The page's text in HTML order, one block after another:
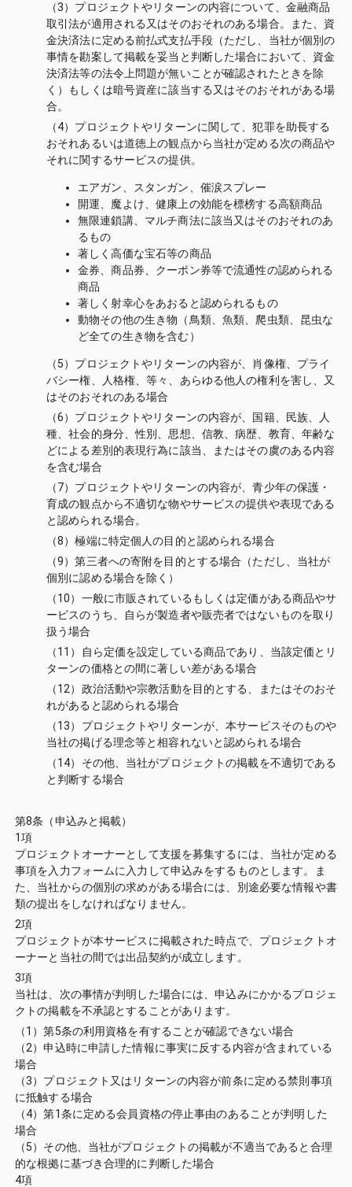
（3）プロジェクトやリターンの内容について、金融商品
取引法が適用される又はそのおそれのある場合。また、資
金決済法に定める前払式支払手段（ただし、当社が個別の
事情を勘案して掲載を妥当と判断した場合において、資金
決済法等の法令上問題が無いことが確認されたときを除
く）もしくは暗号資産に該当する又はそのおそれがある場
合。
（4）プロジェクトやリターンに関して、犯罪を助長する
おそれあるいは道徳上の観点から当社が定める次の商品や
それに関するサービスの提供。
エアガン、スタンガン、催涙スプレー
開運、魔よけ、健康上の効能を標榜する高額商品
無限連鎖講、マルチ商法に該当又はそのおそれのあ
るもの
著しく高価な宝石等の商品
金券、商品券、クーポン券等で流通性の認められる
商品
著しく射幸心をあおると認められるもの
動物その他の生き物（鳥類、魚類、爬虫類、昆虫な
ど全ての生き物を含む）
（5）プロジェクトやリターンの内容が、肖像権、プライ
バシー権、人格権、等々、あらゆる他人の権利を害し、又
はそのおそれのある場合
（6）プロジェクトやリターンの内容が、国籍、民族、人
種、社会的身分、性別、思想、信教、病歴、教育、年齢な
どによる差別的表現行為に該当、またはその虞のある内容
を含む場合
（7）プロジェクトやリターンの内容が、青少年の保護・
育成の観点から不適切な物やサービスの提供や表現である
と認められる場合。
（8）極端に特定個人の目的と認められる場合
（9）第三者への寄附を目的とする場合（ただし、当社が
個別に認める場合を除く）
（10）一般に市販されているもしくは定価がある商品やサ
ービスのうち、自らが製造者や販売者ではないものを取り
扱う場合
（11）自ら定価を設定している商品であり、当該定価とリ
ターンの価格との間に著しい差がある場合
（12）政治活動や宗教活動を目的とする、またはそのおそ
れがあると認められる場合
（13）プロジェクトやリターンが、本サービスそのものや
当社の掲げる理念等と相容れないと認められる場合
（14）その他、当社がプロジェクトの掲載を不適切である
と判断する場合
第8条（申込みと掲載）
1項
プロジェクトオーナーとして支援を募集するには、当社が定める
事項を入力フォームに入力して申込みをするものとします。ま
た、当社からの個別の求めがある場合には、別途必要な情報や書
類の提出をしなければなりません。
2項
プロジェクトが本サービスに掲載された時点で、プロジェクトオ
ーナーと当社の間では出品契約が成立します。
3項
当社は、次の事情が判明した場合には、申込みにかかるプロジェ
クトの掲載を不承認とすることがあります。
（1）第5条の利用資格を有することが確認できない場合
（2）申込時に申請した情報に事実に反する内容が含まれている
場合
（3）プロジェクト又はリターンの内容が前条に定める禁則事項
に抵触する場合
（4）第1条に定める会員資格の停止事由のあることが判明した
場合
（5）その他、当社がプロジェクトの掲載が不適当であると合理
的な根拠に基づき合理的に判断した場合
4項